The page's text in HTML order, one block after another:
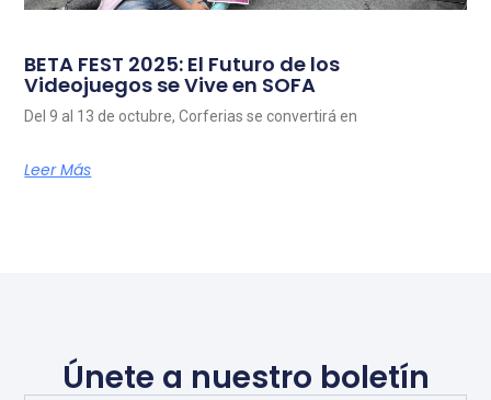
BETA FEST 2025: El Futuro de los
Videojuegos se Vive en SOFA
Del 9 al 13 de octubre, Corferias se convertirá en
Leer Más
Únete a nuestro boletín